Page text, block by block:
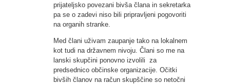
prijateljsko povezani bivša člana in sekretarka
pa se o zadevi niso bili pripravljeni pogovoriti
na organih stranke.
Med člani uživam zaupanje tako na lokalnem
kot tudi na državnem nivoju. Člani so me na
lanski skupčini ponovno izvolili za
predsednico občinske organizacije. Očitki
bivših članov na račun skupščine so netočni